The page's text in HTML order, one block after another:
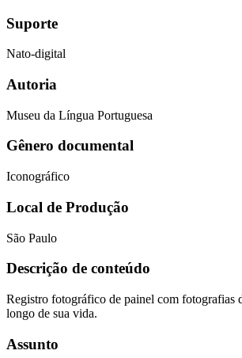
Suporte
Nato-digital
Autoria
Museu da Língua Portuguesa
Gênero documental
Iconográfico
Local de Produção
São Paulo
Descrição de conteúdo
Registro fotográfico de painel com fotografias
longo de sua vida.
Assunto